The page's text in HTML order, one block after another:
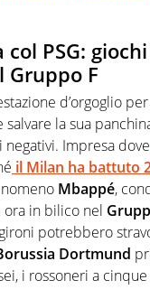
PSG: giochi
F
d’orgoglio
la sua
Impresa
il Milan ha battuto
Mbappé,
in bilico nel
potrebbero
Dortmund
i rossoneri a